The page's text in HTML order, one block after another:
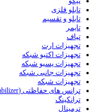
تابلو فلزی
تابلو و تقسیم
تایمر
تپاف
تجهیزات ارت
تجهیزات اکتیو شبکه
تجهیزات پسیو شبکه
تجهیزات جانبی شبکه
تجهیزات شبکه
ترانس های حفاظتی (stabilizer)
ترانکینگ
ترمینال